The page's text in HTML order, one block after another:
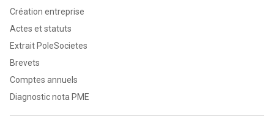
Création entreprise
Actes et statuts
Extrait PoleSocietes
Brevets
Comptes annuels
Diagnostic nota PME